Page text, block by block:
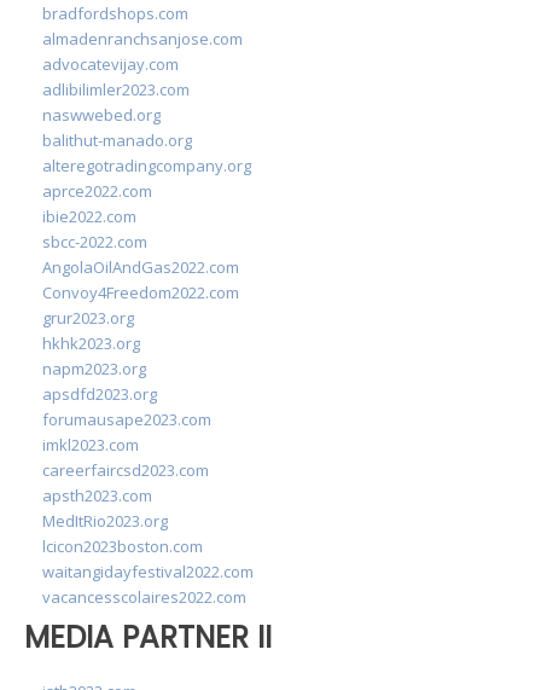
bradfordshops.com
almadenranchsanjose.com
advocatevijay.com
adlibilimler2023.com
naswwebed.org
balithut-manado.org
alteregotradingcompany.org
aprce2022.com
ibie2022.com
sbcc-2022.com
AngolaOilAndGas2022.com
Convoy4Freedom2022.com
grur2023.org
hkhk2023.org
napm2023.org
apsdfd2023.org
forumausape2023.com
imkl2023.com
careerfaircsd2023.com
apsth2023.com
MedItRio2023.org
lcicon2023boston.com
waitangidayfestival2022.com
vacancesscolaires2022.com
MEDIA PARTNER II